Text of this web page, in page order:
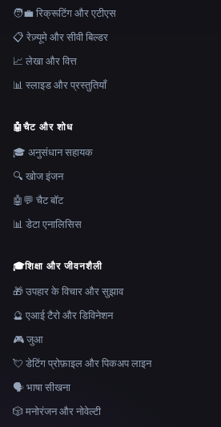
🧑‍💼 रिक्रूटिंग और एटीएस
📋 रेज़्यूमे और सीवी बिल्डर
📈 लेखा और वित्त
📊 स्लाइड और प्रस्तुतियाँ
🤖चैट और शोध
🎓 अनुसंधान सहायक
🔍 खोज इंजन
🤖💬 चैट बॉट
📊 डेटा एनालिसिस
🎓शिक्षा और जीवनशैली
🎁 उपहार के विचार और सुझाव
🔮 एआई टैरो और डिविनेशन
🎮 जुआ
💘 डेटिंग प्रोफ़ाइल और पिकअप लाइन
🗣️ भाषा सीखना
🎲 मनोरंजन और नोवेल्टी